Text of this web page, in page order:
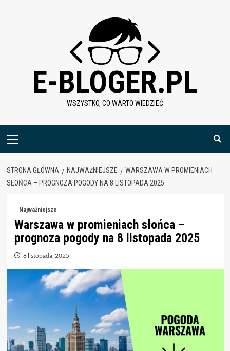
E-BLOGER.PL
WSZYSTKO, CO WARTO WIEDZIEĆ
Menu
STRONA GŁÓWNA NAJWAŻNIEJSZE
WARSZAWA W PROMIENIACH
SŁOŃCA – PROGNOZA POGODY NA 8 LISTOPADA 2025
Najważniejsze
Warszawa w promieniach słońca –
prognoza pogody na 8 listopada 2025
8 listopada, 2025